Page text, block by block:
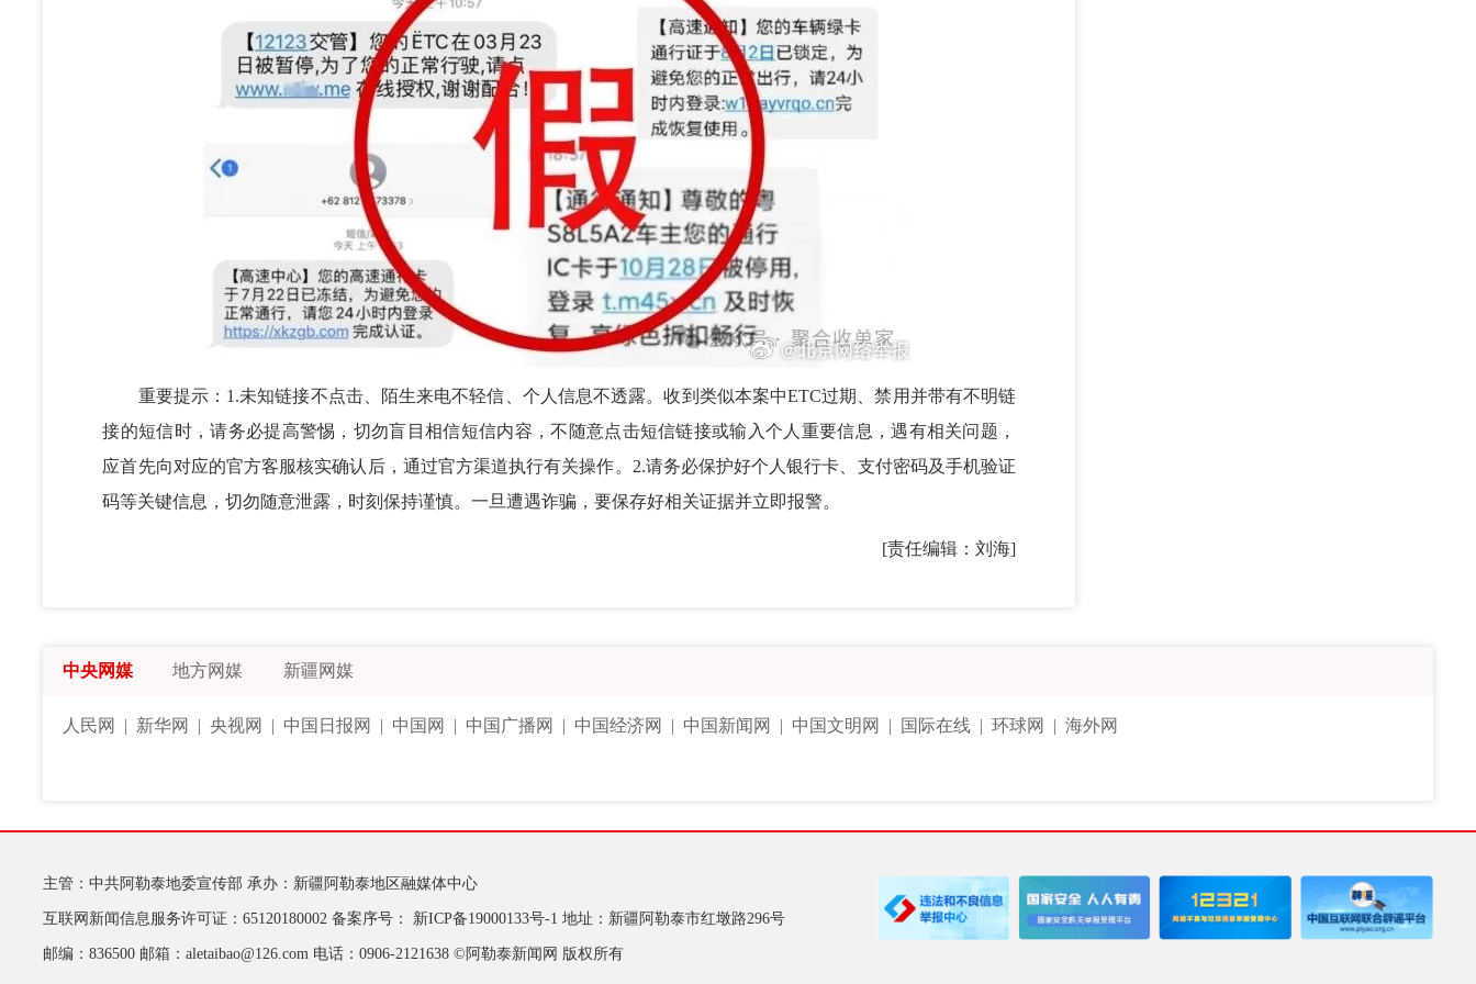
重要提示：1.未知链接不点击、陌生来电不轻信、个人信息不透露。收到类似本案中ETC过期、禁用并带有不明链
接的短信时，请务必提高警惕，切勿盲目相信短信内容，不随意点击短信链接或输入个人重要信息，遇有相关问题，
应首先向对应的官方客服核实确认后，通过官方渠道执行有关操作。2.请务必保护好个人银行卡、支付密码及手机验证
码等关键信息，切勿随意泄露，时刻保持谨慎。一旦遭遇诈骗，要保存好相关证据并立即报警。
[责任编辑：刘海]
中央网媒 地方网媒 新疆网媒
人民网 | 新华网 |央视网 | 中国日报网 | 中国网 | 中国广播网 | 中国经济网 | 中国新闻网 | 中国文明网 | 国际在线 |环球网 |海外网
主管：中共阿勒泰地委宣传部承办：新疆阿勒泰地区融媒体中心
互联网新闻信息服务许可证：65120180002备案序号： 新ICP备19000133号-1地址：新疆阿勒泰市红墩路296号
邮编：836500 邮箱：aletaibao@126.com 电话：0906-2121638©阿勒泰新闻网 版权所有